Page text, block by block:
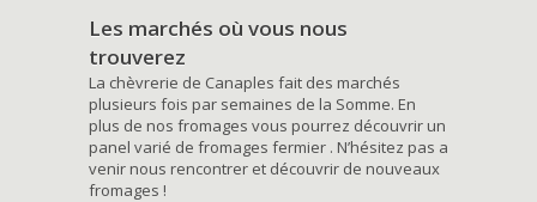
Les marchés où vous nous
trouverez
La chèvrerie de Canaples fait des marchés
plusieurs fois par semaines de la Somme. En
plus de nos fromages vous pourrez découvrir un
panel varié de fromages fermier . N’hésitez pas a
venir nous rencontrer et découvrir de nouveaux
fromages !